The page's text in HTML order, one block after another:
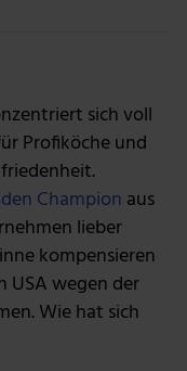
sich voll
Profiköche und
Champion aus
lieber
kompensieren
USA wegen der
Wie hat sich